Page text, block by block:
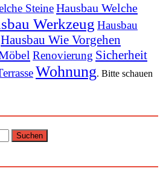
SteineHausbau Welche
Werkzeug Hausbau
Hausbau Wie Vorgehen
Renovierung Sicherheit
Wohnung. Bitte schauen